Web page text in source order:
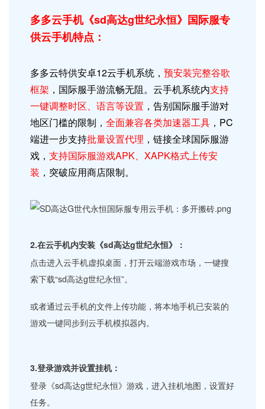
多多云手机《sd高达g世纪永恒》国际服专
供云手机特点：
多多云特供安卓12云手机系统，预安装完整谷歌
框架 ，国际服手游流畅无阻。云手机系统内支持
一键调整时区、语言等设置 ，告别国际服手游对
地区门槛的限制，全面兼容各类加速器工具 ，PC
端进一步支持批量设置代理 ，链接全球国际服游
戏，支持国际服游戏APK、XAPK格式上传安
装 ，突破应用商店限制。
2.在云手机内安装《sd高达g世纪永恒》：
点击进入云手机虚拟桌面，打开云端游戏市场，一键搜
索下载“sd高达g世纪永恒”。
或者通过云手机的文件上传功能，将本地手机已安装的
游戏一键同步到云手机模拟器内。
3.登录游戏并设置挂机：
登录《sd高达g世纪永恒》游戏，进入挂机地图，设置好
任务。